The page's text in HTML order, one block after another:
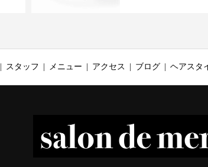
スタッフ メニュー アクセス ブログ ヘアスタ